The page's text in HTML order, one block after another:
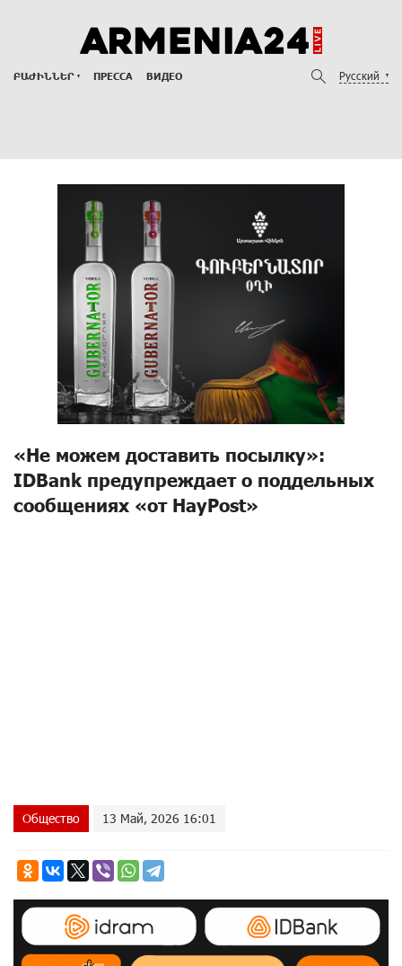
ԲԱԺԻՆՆԵՐ ПРЕССА ВИДЕО Русский
«Не можем доставить посылку»:
IDBank предупреждает о поддельных
сообщениях «от HayPost»
Общество 13 Май, 2026 16:01